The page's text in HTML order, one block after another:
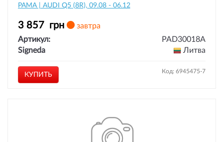
РАМА | AUDI Q5 (8R), 09.08 - 06.12
3 857 грн
завтра
Артикул:
PAD30018A
Signeda
Литва
КУПИТЬ Код: 6945475-7